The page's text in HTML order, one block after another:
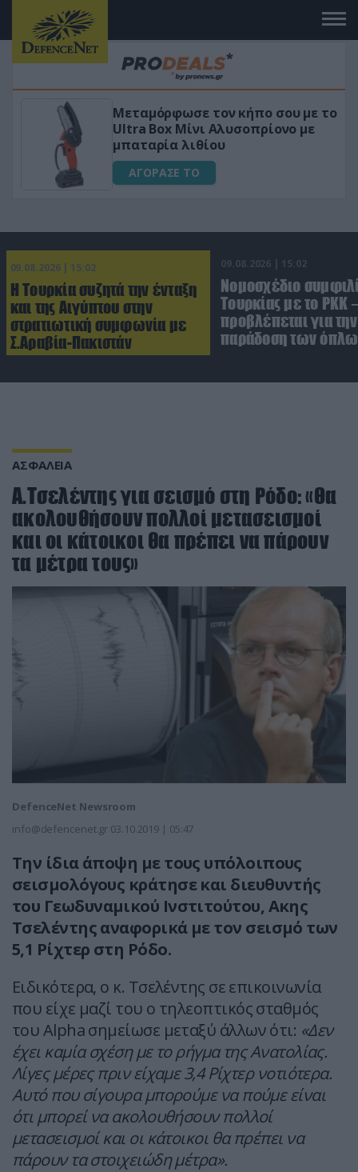
σου με το
με
«Μαγική» φόρμουλα
για αύξηση της λίμπιντο
ΑΓΟΡΑΣΕ ΤΟ
09.08.2026 | 15:02
Η Τουρκία συζητά την ένταξη
και της Αιγύπτου στην
στρατιωτική συμφωνία με
Σ.Αραβία-Πακιστάν
09.08.2026 | 15:02
Νομοσχέδιο
Τουρκίας με το ΡΚΚ
προβλέπεται για την
παράδοση των
ΑΣΦΑΛΕΙΑ
Α.Τσελέντης για σεισμό στη Ρόδο: «Θα
ακολουθήσουν πολλοί μετασεισμοί
και οι κάτοικοι θα πρέπει να πάρουν
τα μέτρα τους»
DefenceNet Newsroom
info@defencenet.gr 03.10.2019 | 05:47
Την ίδια άποψη με τους υπόλοιπους
σεισμολόγους κράτησε και διευθυντής
του Γεωδυναμικού Ινστιτούτου, Ακης
Τσελέντης αναφορικά με τον σεισμό των
5,1 Ρίχτερ στη Ρόδο.
Ειδικότερα, ο κ. Τσελέντης σε επικοινωνία
που είχε μαζί του ο τηλεοπτικός σταθμός
του Alpha σημείωσε μεταξύ άλλων ότι: «Δεν
έχει καμία σχέση με το ρήγμα της Ανατολίας.
Λίγες μέρες πριν είχαμε 3,4 Ρίχτερ νοτιότερα.
Αυτό που σίγουρα μπορούμε να πούμε είναι
ότι μπορεί να ακολουθήσουν πολλοί
μετασεισμοί και οι κάτοικοι θα πρέπει να
πάρουν τα στοιχειώδη μέτρα».